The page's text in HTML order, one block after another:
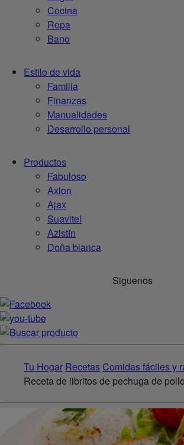
Cocina
Ropa
Bano
Estilo de vida
Familia
Finanzas
Manualidades
Desarrollo personal
Productos
Fabuloso
Axion
Ajax
Suavitel
Azistín
Doña blanca
Siguenos
Tu Hogar Recetas Comidas fáciles y
Receta de libritos de pechuga de